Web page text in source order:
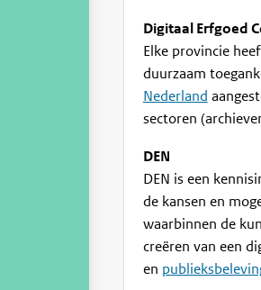
Digitaal Erfgoed
Elke provincie
duurzaam
Nederland
sectoren
DEN
DEN is een
de kansen en
waarbinnen de
creëren van een
en